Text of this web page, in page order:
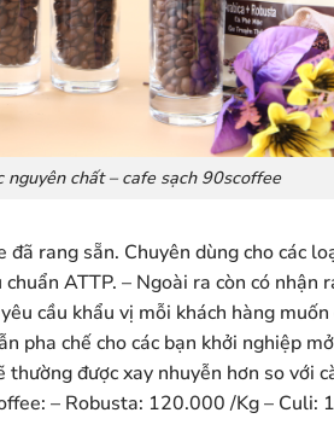
nguyên chất – cafe sạch 90scoffee
rang sẵn. Chuyên dùng cho các
ATTP. – Ngoài ra còn có nhận
cầu khẩu vị mỗi khách hàng
pha chế cho các bạn khởi nghiệp
được xay nhuyễn hơn so với
– Robusta: 120.000 /Kg – Culi: